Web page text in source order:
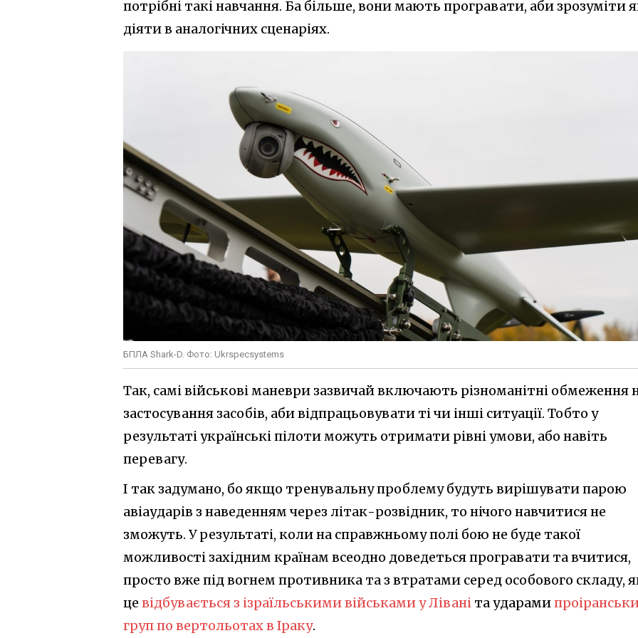
потрібні такі навчання. Ба більше, вони мають програвати, аби зрозуміти
діяти в аналогічних сценаріях.
БПЛА Shark-D. Фото: Ukrspecsystems
Так, самі військові маневри зазвичай включають різноманітні обмеження
застосування засобів, аби відпрацьовувати ті чи інші ситуації. Тобто у
результаті українські пілоти можуть отримати рівні умови, або навіть
перевагу.
І так задумано, бо якщо тренувальну проблему будуть вирішувати парою
авіаударів з наведенням через літак-розвідник, то нічого навчитися не
зможуть. У результаті, коли на справжньому полі бою не буде такої
можливості західним країнам всеодно доведеться програвати та вчитися,
просто вже під вогнем противника та з втратами серед особового складу,
це відбувається з ізраїльськими військами у Лівані та ударами
груп по вертольотах в Іраку.